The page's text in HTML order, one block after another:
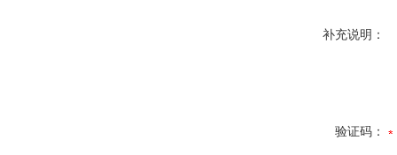
补充说明：
验证码：